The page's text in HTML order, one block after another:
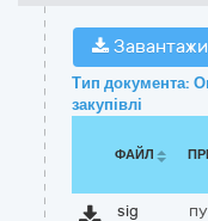
Тип документа:
закупівлі
ФАЙЛ
sig